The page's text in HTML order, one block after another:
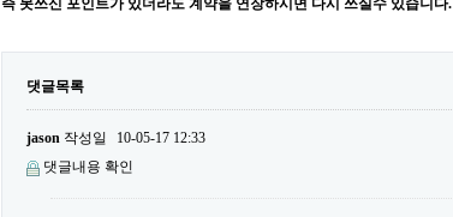
즉 못쓰신 포인트가 있더라도 계약을 연장하시면 다시 쓰실수 있습니다.
댓글목록
jason 작성일
10-05-17 12:33
댓글내용 확인